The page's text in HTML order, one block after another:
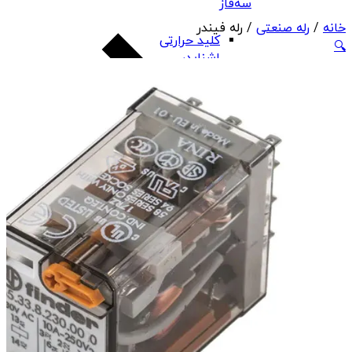
کلید حرارتی
اشنایدر
هیوندای
کلید حرارتی چینت
کلید حرارتی PNS
بی‌متال
بی‌متال هیوندای
بی‌متال چینت
بی‌متال PNS
رله صنعتی
سه‌فاز
کنترل فاز
تابلو، تقسیم و تجهیزات تابلو برق
خانه / رله صنعتی / رله فیندر
🔍